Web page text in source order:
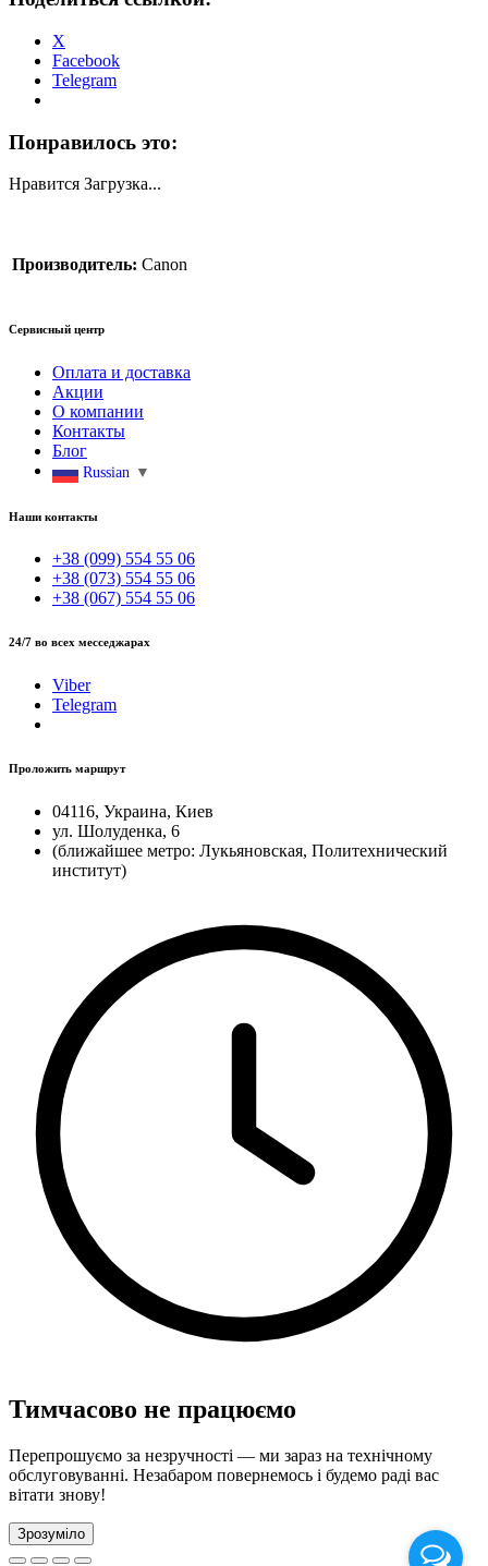
X
Facebook
Telegram
Понравилось это:
Нравится Загрузка...
Производитель: Canon
Сервисный центр
Оплата и доставка
Акции
О компании
Контакты
Блог
Russian ▼
Наши контакты
+38 (099) 554 55 06
+38 (073) 554 55 06
+38 (067) 554 55 06
24/7 во всех месседжарах
Viber
Telegram
Проложить маршрут
04116, Украина, Киев
ул. Шолуденка, 6
(ближайшее метро: Лукьяновская, Политехнический
институт)
Тимчасово не працюємо
Перепрошуємо за незручності — ми зараз на технічному
обслуговуванні. Незабаром повернемось і будемо раді вас
вітати знову!
Зрозуміло